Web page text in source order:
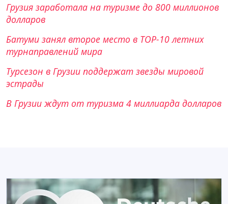
Грузия заработала на туризме до 800 миллионов
долларов
Батуми занял второе место в TOP-10 летних
турнаправлений мира
Турсезон в Грузии поддержат звезды мировой
эстрады
В Грузии ждут от туризма 4 миллиарда долларов